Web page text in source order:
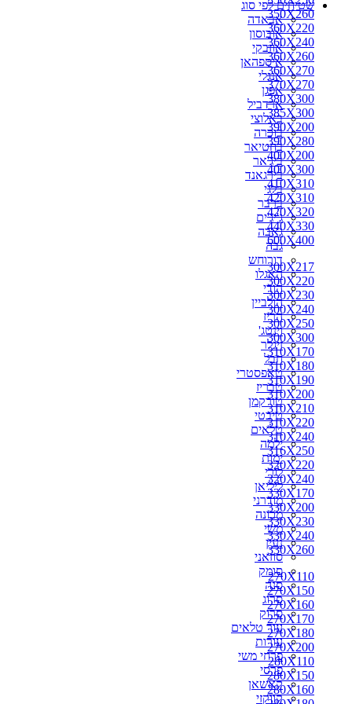
שטיחים לפי סוג
אבאדה
אובוסון
אוזבקי
איספהאן
אנגלי
אפגן
ארדביל
באלוצי
בוכרה
בחטיאר
ביג'אר
בירגאנד
בלגי
ברבר
ג'יג'ים
גאבה
גבה
דורוחש
האגלו
הודי
הולביין
הריז
וינטג'
זיגלר
חבל
טאפסטרי
טבריז
טורקמן
טיבטי
טלאים
ילמה
ימות
לורי
ליליאן
מודרני
מכונה
משי
נעין
סוזאני
סומק
סנה
סרוג
סרוק
עור טלאים
עורות
פרחי משי
פרסי
קאשאן
קווקזי
350X260
360X220
360X240
360X260
360X270
370X270
380X300
385X300
390X200
390X280
400X200
400X300
410X310
420X310
420X320
440X330
600X400
300X217
300X220
300X230
300X240
300X250
300X300
310X170
310X180
310X190
310X200
310X210
310X220
310X240
316X250
320X220
320X240
330X170
330X200
330X230
330X240
330X260
270X110
270X150
270X160
270X170
270X180
270X200
280X110
280X150
280X160
270X150
270X160
270X170
270X200
280X160
280X180
280X200
290X180
300X180
310X190
310X210
350X250
360X220
360X260
370X270
400X300